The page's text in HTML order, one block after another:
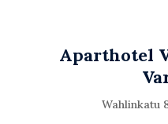
Aparthotel
Wahlinkatu